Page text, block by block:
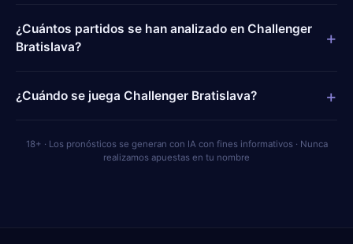
¿Cuántos partidos se han analizado en Challenger
Bratislava?
+
¿Cuándo se juega Challenger Bratislava? +
18+ · Los pronósticos se generan con IA con fines informativos · Nunca
realizamos apuestas en tu nombre